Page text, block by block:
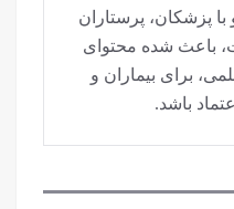
پزشکان، پرستاران
باعث شده محتوای
برای بیماران و
باشد.